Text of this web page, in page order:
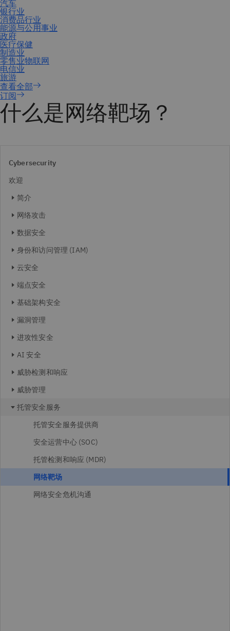
订阅
什么是网络靶场？
Cybersecurity
欢迎
简介
网络攻击
数据安全
身份和访问管理 (IAM)
云安全
端点安全
基础架构安全
漏洞管理
进攻性安全
AI 安全
威胁检测和响应
威胁管理
托管安全服务
托管安全服务提供商
安全运营中心 (SOC)
托管检测和响应 (MDR)
网络靶场
网络安全危机沟通